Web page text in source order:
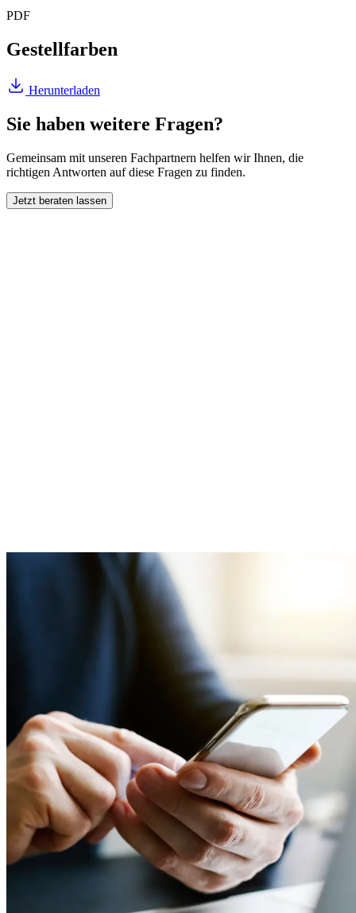
PDF
Gestellfarben
Herunterladen
Sie haben weitere Fragen?
Gemeinsam mit unseren Fachpartnern helfen wir Ihnen, die
richtigen Antworten auf diese Fragen zu finden.
Jetzt beraten lassen